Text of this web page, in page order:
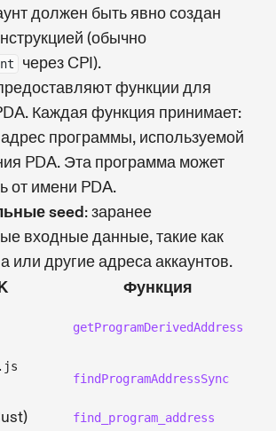
должен быть явно создан
(обычно
через CPI).
функции для
Каждая функция принимает:
программы, используемой
PDA. Эта программа может
от имени PDA.
seed: заранее
входные данные, такие как
или другие адреса аккаунтов.
Функция
getProgramDerivedAddress
findProgramAddressSync
find_program_address